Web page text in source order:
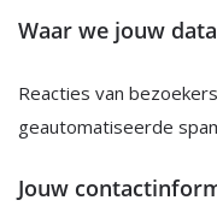
Waar we jouw
Reacties van
geautomatiseerde
Jouw